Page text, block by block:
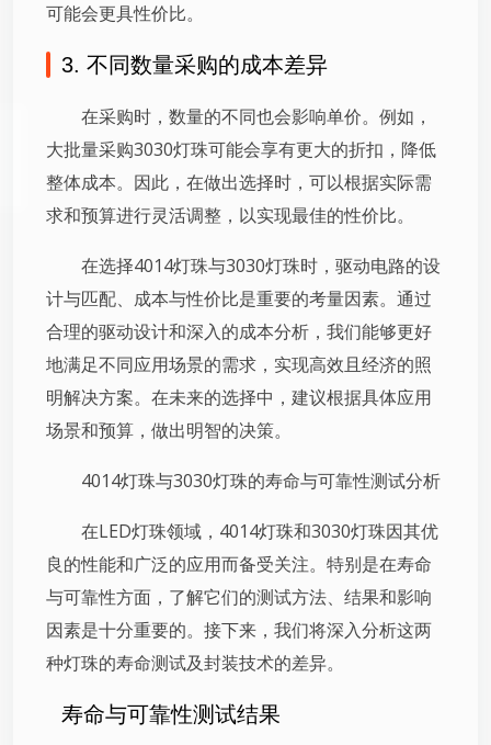
可能会更具性价比。
3. 不同数量采购的成本差异
在采购时，数量的不同也会影响单价。例如，
大批量采购3030灯珠可能会享有更大的折扣，降低
整体成本。因此，在做出选择时，可以根据实际需
求和预算进行灵活调整，以实现最佳的性价比。
在选择4014灯珠与3030灯珠时，驱动电路的设
计与匹配、成本与性价比是重要的考量因素。通过
合理的驱动设计和深入的成本分析，我们能够更好
地满足不同应用场景的需求，实现高效且经济的照
明解决方案。在未来的选择中，建议根据具体应用
场景和预算，做出明智的决策。
4014灯珠与3030灯珠的寿命与可靠性测试分析
在LED灯珠领域，4014灯珠和3030灯珠因其优
良的性能和广泛的应用而备受关注。特别是在寿命
与可靠性方面，了解它们的测试方法、结果和影响
因素是十分重要的。接下来，我们将深入分析这两
种灯珠的寿命测试及封装技术的差异。
寿命与可靠性测试结果